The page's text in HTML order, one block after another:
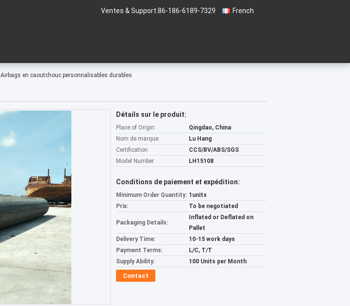
French
Ventes & Support:86-186-6189-7329
Airbags en caoutchouc personnalisables durables
Détails sur le produit:
Place of Origin:
Qingdao, China
Nom de marque:
Lu Hang
Certification:
CCS/BV/ABS/SGS
Model Number:
LH15108
Conditions de paiement et expédition:
Minimum Order Quantity: 1units
Prix:
To be negotiated
Packaging Details:
Inflated or Deflated on
Pallet
Delivery Time:
10-15 work days
Payment Terms:
L/C, T/T
Supply Ability:
100 Units per Month
Contact